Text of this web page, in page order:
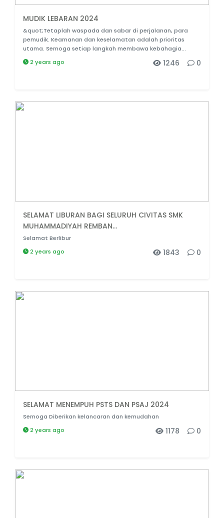
MUDIK LEBARAN 2024
&quot;Tetaplah waspada dan sabar di perjalanan, para
pemudik. Keamanan dan keselamatan adalah prioritas
utama. Semoga setiap langkah membawa kebahagia...
2 years ago
0
1246
SELAMAT LIBURAN BAGI SELURUH CIVITAS SMK
MUHAMMADIYAH REMBAN...
Selamat Berlibur
2 years ago
0
1843
SELAMAT MENEMPUH PSTS DAN PSAJ 2024
Semoga Diberikan kelancaran dan kemudahan
2 years ago
0
1178